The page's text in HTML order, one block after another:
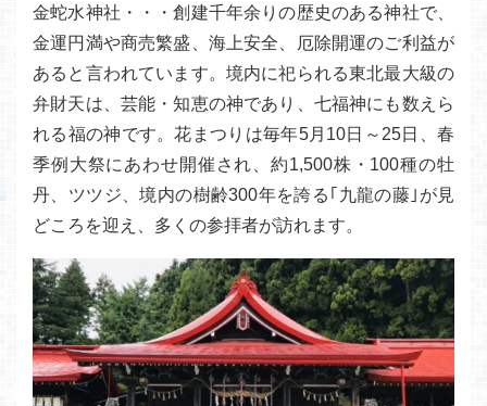
金蛇水神社・・・創建千年余りの歴史のある神社で、
金運円満や商売繁盛、海上安全、厄除開運のご利益が
あると言われています。境内に祀られる東北最大級の
弁財天は、芸能・知恵の神であり、七福神にも数えら
れる福の神です。花まつりは毎年5月10日～25日、春
季例大祭にあわせ開催され、約1,500株・100種の牡
丹、ツツジ、境内の樹齢300年を誇る｢九龍の藤｣が見
どころを迎え、多くの参拝者が訪れます。